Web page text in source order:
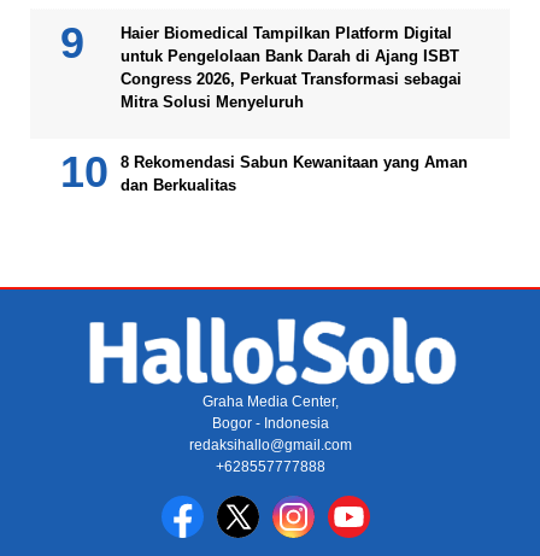
Haier Biomedical Tampilkan Platform Digital
untuk Pengelolaan Bank Darah di Ajang ISBT
Congress 2026, Perkuat Transformasi sebagai
Mitra Solusi Menyeluruh
8 Rekomendasi Sabun Kewanitaan yang Aman
dan Berkualitas
Graha Media Center,
Bogor - Indonesia
redaksihallo@gmail.com
+628557777888